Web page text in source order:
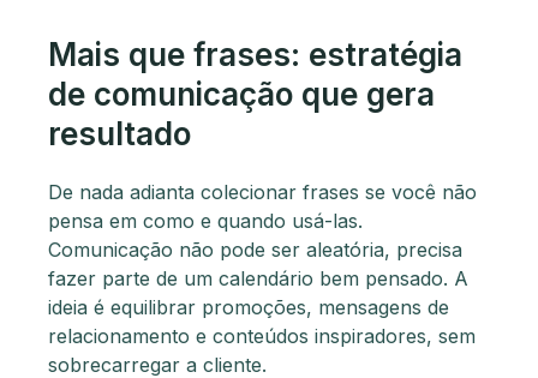
Mais que frases: estratégia
de comunicação que gera
resultado
De nada adianta colecionar frases se você não
pensa em como e quando usá-las.
Comunicação não pode ser aleatória, precisa
fazer parte de um calendário bem pensado. A
ideia é equilibrar promoções, mensagens de
relacionamento e conteúdos inspiradores, sem
sobrecarregar a cliente.